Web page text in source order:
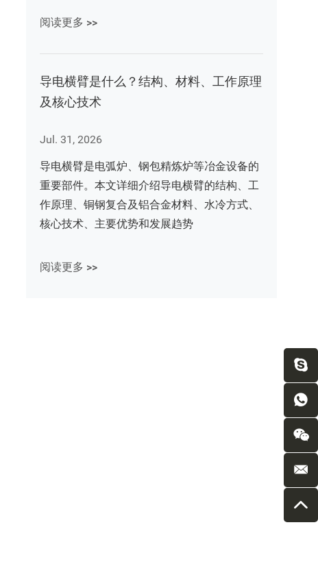
阅读更多 >>
导电横臂是什么？结构、材料、工作原理
及核心技术
Jul. 31, 2026
导电横臂是电弧炉、钢包精炼炉等冶金设备的
重要部件。本文详细介绍导电横臂的结构、工
作原理、铜钢复合及铝合金材料、水冷方式、
核心技术、主要优势和发展趋势
阅读更多 >>